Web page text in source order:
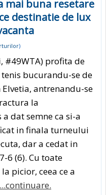
mai buna resetare
destinatie de lux
)
#49WTA) profita de
bucurandu-se de
antrenandu-se
la
a dat semne ca si-a
in finala turneului
dar a cedat in
6 (6). Cu toate
picior, ceea ce a
...continuare.